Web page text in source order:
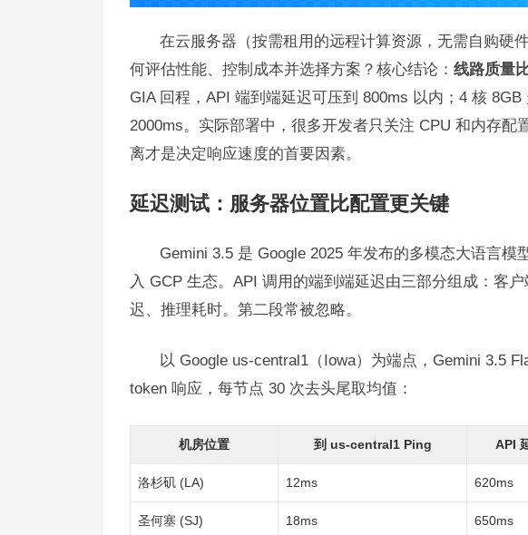
在云服务器（按需租用的远程计算资源，无需自购硬
何评估性能、控制成本并选择方案？核心结论： 线路质量
GIA 回程，API 端到端延迟可压到 800ms 以内；4 核
2000ms。实际部署中，很多开发者只关注 CPU 和内存配
离才是决定响应速度的首要因素。
延迟测试：服务器位置比配置更关键
Gemini 3.5 是 Google 2025 年发布的多模态大语言模
入 GCP 生态。API 调用的端到端延迟由三部分组成：客
迟、推理耗时。第二段常被忽略。
以 Google us-central1（Iowa）为端点，Gemini 3.5
token 响应，每节点 30 次去头尾取均值：
机房位置 到 us-central1 Ping API
洛杉矶 (LA) 12ms 620ms
圣何塞 (SJ) 18ms 650ms